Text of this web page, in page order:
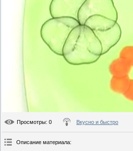
Просмотры: 0 Вкусно и быстро
Описание материала: